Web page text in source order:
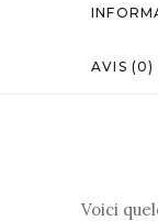
AVIS (0)
Voici